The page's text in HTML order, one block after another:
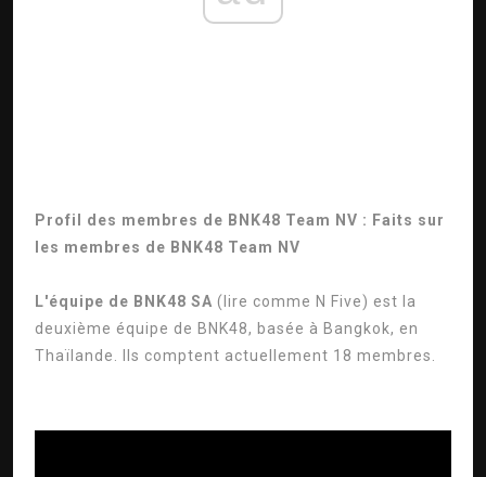
Profil des membres de BNK48 Team NV : Faits sur
les membres de BNK48 Team NV
L'équipe de BNK48 SA (lire comme N Five) est la
deuxième équipe de BNK48, basée à Bangkok, en
Thaïlande. Ils comptent actuellement 18 membres.